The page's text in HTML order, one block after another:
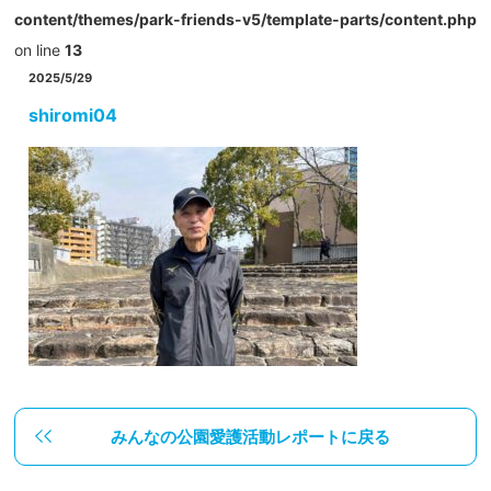
content/themes/park-friends-v5/template-parts/content.php
on line 13
2025/5/29
shiromi04
みんなの公園愛護活動レポートに戻る